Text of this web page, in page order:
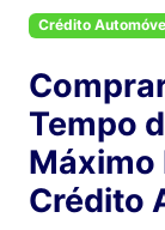
Crédito
Tempo
Máximo
Crédito